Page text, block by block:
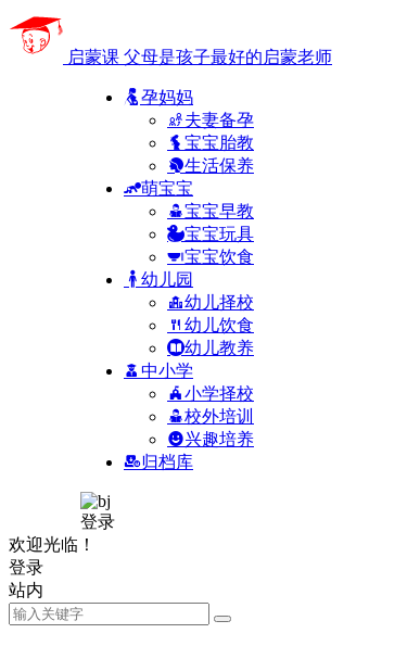
启蒙课 父母是孩子最好的启蒙老师
孕妈妈
夫妻备孕
宝宝胎教
生活保养
萌宝宝
宝宝早教
宝宝玩具
宝宝饮食
幼儿园
幼儿择校
幼儿饮食
幼儿教养
中小学
小学择校
校外培训
兴趣培养
归档库
登录
欢迎光临！
登录
站内